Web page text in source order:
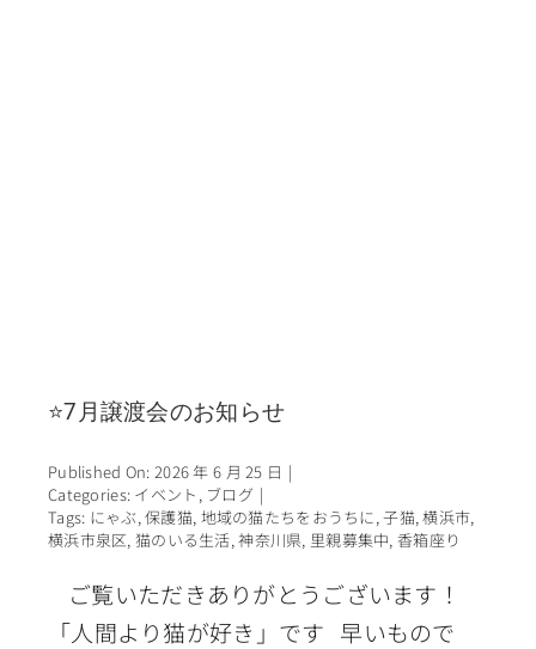
⭐7月譲渡会のお知らせ
Published On: 2026 年 6 月 25 日 |
Categories: イベント , ブログ |
Tags: にゃぶ,保護猫, 地域の猫たちをおうちに,子猫,横浜市,
横浜市泉区, 猫のいる生活,神奈川県, 里親募集中,香箱座り
ご覧いただきありがとうございます！
「人間より猫が好き」です 早いもので